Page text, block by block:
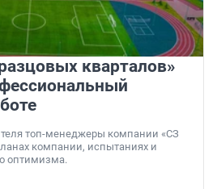
кварталов»
топ-менеджеры компании «СЗ
компании, испытаниях и
оптимизма.